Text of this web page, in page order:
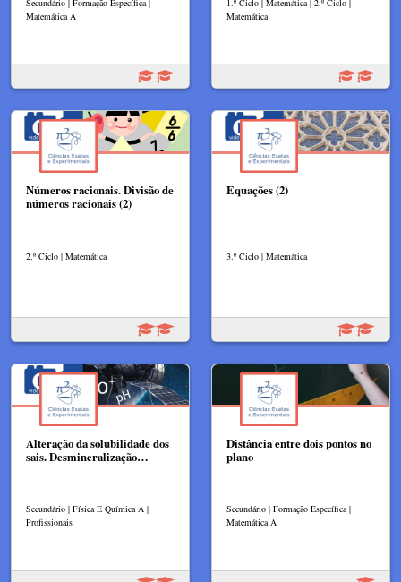
Secundário | Formação Específica |
Matemática A
1.º Ciclo | Matemática | 2.º Ciclo |
Matemática
Números racionais. Divisão de
números racionais (2)
2.º Ciclo | Matemática
Equações (2)
3.º Ciclo | Matemática
Alteração da solubilidade dos
sais. Desmineralização…
Secundário | Física E Química A |
Profissionais
Distância entre dois pontos no
plano
Secundário | Formação Específica |
Matemática A